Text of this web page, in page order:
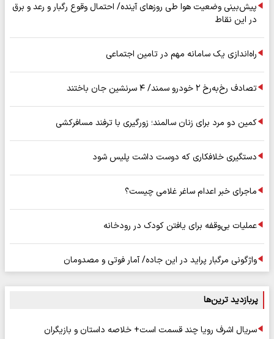
پیش‌بینی وضعیت هوا طی روزهای آینده/ احتمال وقوع رگبار و رعد و برق
در این نقاط
راه‌اندازی یک سامانه مهم در تامین اجتماعی
تصادف رخ‌به‌رخ ۲ خودرو سمند/ ۴ سرنشین جان باختند
کمین دو مرد برای زنان سالمند؛ زورگیری با ترفند مسافرکشی
دستگیری خلافکاری که دوست داشت پلیس شود
ماجرای خبر اعدام ساغر غلامی چیست؟
عملیات بی‌وقفه برای یافتن کودک در رودخانه
واژگونی مرگبار پراید در این جاده/ آمار فوتی و مصدومان
پربازدید ترین‌ها
سریال اشرف رویا چند قسمت است+ خلاصه داستان و بازیگران